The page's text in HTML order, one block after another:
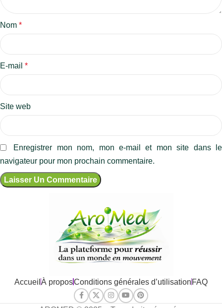
Nom *
E-mail *
Site web
Enregistrer mon nom, mon e-mail et mon site dans le
navigateur pour mon prochain commentaire.
Accueil À proposConditions générales d’utilisation FAQ